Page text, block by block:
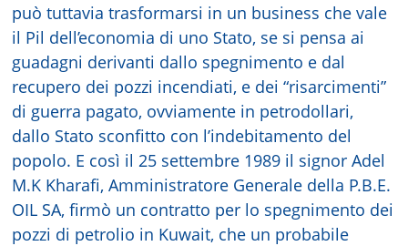
può tuttavia trasformarsi in un business che vale
il Pil dell’economia di uno Stato, se si pensa ai
guadagni derivanti dallo spegnimento e dal
recupero dei pozzi incendiati, e dei “risarcimenti”
di guerra pagato, ovviamente in petrodollari,
dallo Stato sconfitto con l’indebitamento del
popolo. E così il 25 settembre 1989 il signor Adel
M.K Kharafi, Amministratore Generale della P.B.E.
OIL SA, firmò un contratto per lo spegnimento dei
pozzi di petrolio in Kuwait, che un probabile